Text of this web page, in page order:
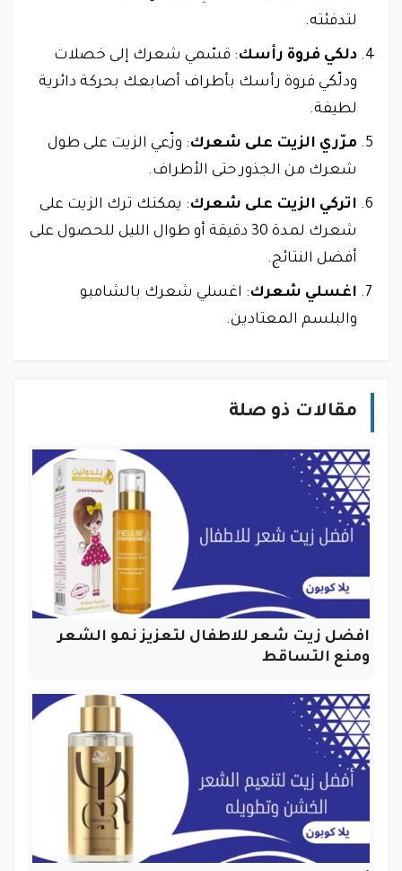
لتدفئته.
دلكي فروة رأسك: قسّمي شعرك إلى خصلات
ودلّكي فروة رأسك بأطراف أصابعك بحركة دائرية
لطيفة.
مرّري الزيت على شعرك: وزّعي الزيت على طول
شعرك من الجذور حتى الأطراف.
اتركي الزيت على شعرك: يمكنك ترك الزيت على
شعرك لمدة 30 دقيقة أو طوال الليل للحصول على
أفضل النتائج.
اغسلي شعرك: اغسلي شعرك بالشامبو
والبلسم المعتادين.
مقالات ذو صلة
افضل زيت شعر للاطفال لتعزيز نمو الشعر
ومنع التساقط